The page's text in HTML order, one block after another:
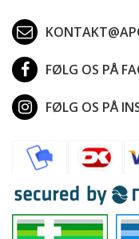
FØLG OS PÅ
FØLG OS PÅ